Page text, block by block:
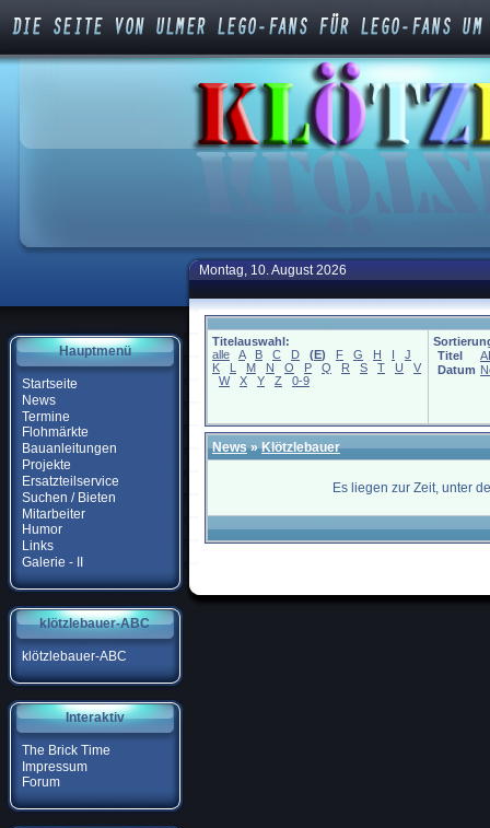
Hauptmenü
Startseite
News
Termine
Flohmärkte
Bauanleitungen
Projekte
Ersatzteilservice
Suchen / Bieten
Mitarbeiter
Humor
Links
Galerie - II
klötzlebauer-ABC
klötzlebauer-ABC
Interaktiv
The Brick Time
Impressum
Forum
Montag, 10. August 2026
Titelauswahl:
alle
A B C D (E) F G H I
J
K
L M N O P Q R S T U
V
W
X Y Z 0-9
Titel
Datum
News»Klötzlebauer
Es liegen zur Zeit, unter